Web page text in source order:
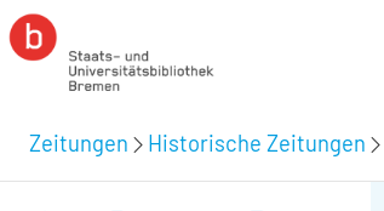
Zeitungen Historische Zeitungen